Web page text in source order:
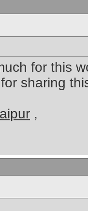
for this
sharing
,